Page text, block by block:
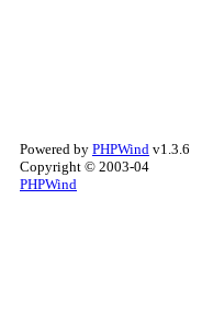
Powered by PHPWind v1.3.6
Copyright © 2003-04
PHPWind